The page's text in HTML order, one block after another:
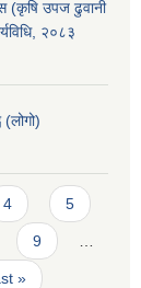
(कृषि उपज ढुवानी
२०८३
4 5
9
»